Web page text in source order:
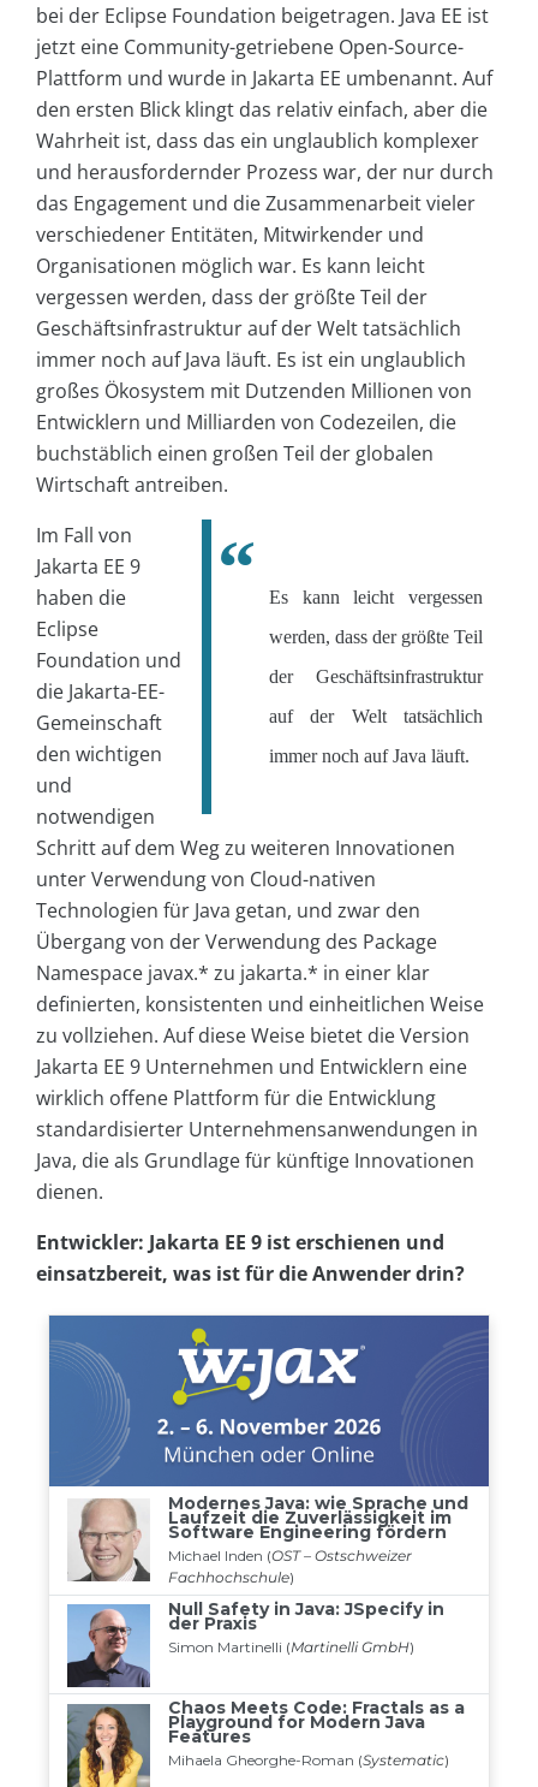
bei der Eclipse Foundation beigetragen. Java EE ist
jetzt eine Community-getriebene Open-Source-
Plattform und wurde in Jakarta EE umbenannt. Auf
den ersten Blick klingt das relativ einfach, aber die
Wahrheit ist, dass das ein unglaublich komplexer
und herausfordernder Prozess war, der nur durch
das Engagement und die Zusammenarbeit vieler
verschiedener Entitäten, Mitwirkender und
Organisationen möglich war. Es kann leicht
vergessen werden, dass der größte Teil der
Geschäftsinfrastruktur auf der Welt tatsächlich
immer noch auf Java läuft. Es ist ein unglaublich
großes Ökosystem mit Dutzenden Millionen von
Entwicklern und Milliarden von Codezeilen, die
buchstäblich einen großen Teil der globalen
Wirtschaft antreiben.
Es kann leicht vergessen
werden, dass der größte Teil
der Geschäftsinfrastruktur
auf der Welt tatsächlich
immer noch auf Java läuft.
Im Fall von
Jakarta EE 9
haben die
Eclipse
Foundation und
die Jakarta-EE-
Gemeinschaft
den wichtigen
und
notwendigen
Schritt auf dem Weg zu weiteren Innovationen
unter Verwendung von Cloud-nativen
Technologien für Java getan, und zwar den
Übergang von der Verwendung des Package
Namespace javax.* zu jakarta.* in einer klar
definierten, konsistenten und einheitlichen Weise
zu vollziehen. Auf diese Weise bietet die Version
Jakarta EE 9 Unternehmen und Entwicklern eine
wirklich offene Plattform für die Entwicklung
standardisierter Unternehmensanwendungen in
Java, die als Grundlage für künftige Innovationen
dienen.
Entwickler: Jakarta EE 9 ist erschienen und
einsatzbereit, was ist für die Anwender drin?